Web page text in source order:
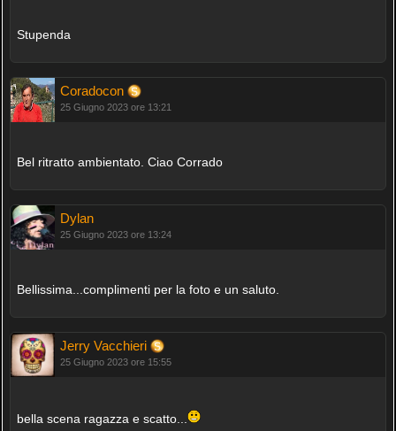
Stupenda
Coradocon
25 Giugno 2023 ore 13:21
Bel ritratto ambientato. Ciao Corrado
Dylan
25 Giugno 2023 ore 13:24
Bellissima...complimenti per la foto e un saluto.
Jerry Vacchieri
25 Giugno 2023 ore 15:55
bella scena ragazza e scatto...